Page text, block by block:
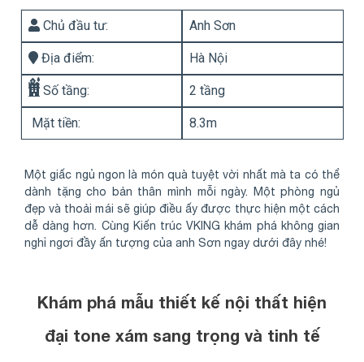
Chủ đầu tư: Anh Sơn
Địa điểm: Hà Nội
Số tầng: 2 tầng
Mặt tiền: 8.3m
Một giấc ngủ ngon là món quà tuyệt vời nhất mà ta có thể
dành tặng cho bản thân mình mỗi ngày. Một phòng ngủ
đẹp và thoải mái sẽ giúp điều ấy được thực hiện một cách
dễ dàng hơn. Cùng Kiến trúc VKING khám phá không gian
nghỉ ngơi đầy ấn tượng của anh Sơn ngay dưới đây nhé!
Khám phá mẫu thiết kế nội thất hiện
đại tone xám sang trọng và tinh tế